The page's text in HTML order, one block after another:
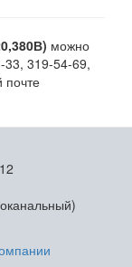
можно
319-54-69,
почте